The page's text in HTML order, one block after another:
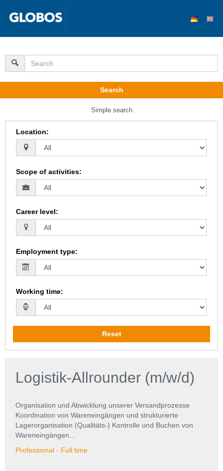
Search
Simple search
Location:
Scope of activities:
Career level:
Employment type:
Working time:
Reset
Logistik-Allrounder (m/w/d)
Organisation und Abwicklung unserer Versandprozesse
Koordination von Wareneingängen und strukturierte
Lagerorganisation (Qualitäts-) Kontrolle und Buchen von
Wareneingängen...
Professional - Full time